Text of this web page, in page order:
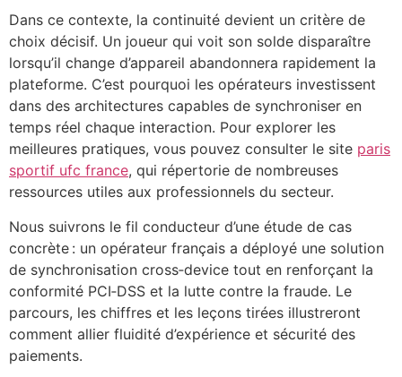
Dans ce contexte, la continuité devient un critère de
choix décisif. Un joueur qui voit son solde disparaître
lorsqu’il change d’appareil abandonnera rapidement la
plateforme. C’est pourquoi les opérateurs investissent
dans des architectures capables de synchroniser en
temps réel chaque interaction. Pour explorer les
meilleures pratiques, vous pouvez consulter le site paris
sportif ufc france, qui répertorie de nombreuses
ressources utiles aux professionnels du secteur.
Nous suivrons le fil conducteur d’une étude de cas
concrète : un opérateur français a déployé une solution
de synchronisation cross‑device tout en renforçant la
conformité PCI‑DSS et la lutte contre la fraude. Le
parcours, les chiffres et les leçons tirées illustreront
comment allier fluidité d’expérience et sécurité des
paiements.